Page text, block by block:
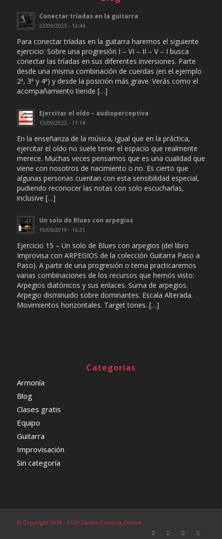
Conectar tríadas en la guitarra
22/09/2025 - 12:44
Para conectar tríadas en la guitarra haremos el siguiente
ejercicio: Sobre una progresión I – VI – II – V – I busca
conectar las tríadas en sus diferentes inversiones. Parte
desde una misma combinación de cuerdas (en el ejemplo
2ª, 3ª y 4ª) y desde la posición más grave. Verás como el
acompañamiento tiende […]
Ejercitar el oído – audioperceptiva
13/09/2022 - 11:14
En la enseñanza de la música, igual que en la práctica,
ejercitar el oído no suele tener el espacio que realmente
merece. Muchas veces pensamos que es una cualidad que
viene con nosotros de nacimiento o no. Es cierto que
algunas personas cuentan con esta sensibilidad especial,
pudiendo reconocer las notas con solo escucharlas,
inclusive […]
Un solo de Blues con arpegios
19/06/2019 - 16:21
Ejercicio 15 – Un solo de Blues con arpegios (del libro
Improvisa con ARPEGIOS de la colección Guitarra Paso a
Paso). A partir de una progresión o tema practicaremos
varias combinaciones de los recursos que hemos visto:
Arpegios diatónicos y sus enlaces. Suma de arpegios.
Arpegio disminuido sobre dominantes. Escala Alterada.
Movimientos horizontales. Target tones. […]
Categorías
Armonía
Blog
Clases gratis
Equipo
Guitarra
Improvisación
Sin categoría
© Copyright 2018 - CGO Clases-Guitarra-Online